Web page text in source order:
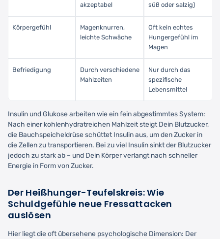
akzeptabel
süß oder salzig)
Körpergefühl
Magenknurren,
leichte Schwäche
Oft kein echtes
Hungergefühl im
Magen
Befriedigung
Durch verschiedene
Mahlzeiten
Nur durch das
spezifische
Lebensmittel
Insulin und Glukose arbeiten wie ein fein abgestimmtes System:
Nach einer kohlenhydratreichen Mahlzeit steigt Dein Blutzucker,
die Bauchspeicheldrüse schüttet Insulin aus, um den Zucker in
die Zellen zu transportieren. Bei zu viel Insulin sinkt der Blutzucker
jedoch zu stark ab – und Dein Körper verlangt nach schneller
Energie in Form von Zucker.
Der Heißhunger-Teufelskreis: Wie
Schuldgefühle neue Fressattacken
auslösen
Hier liegt die oft übersehene psychologische Dimension: Der